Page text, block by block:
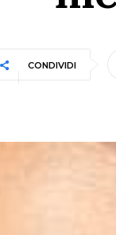
CONDIVIDI